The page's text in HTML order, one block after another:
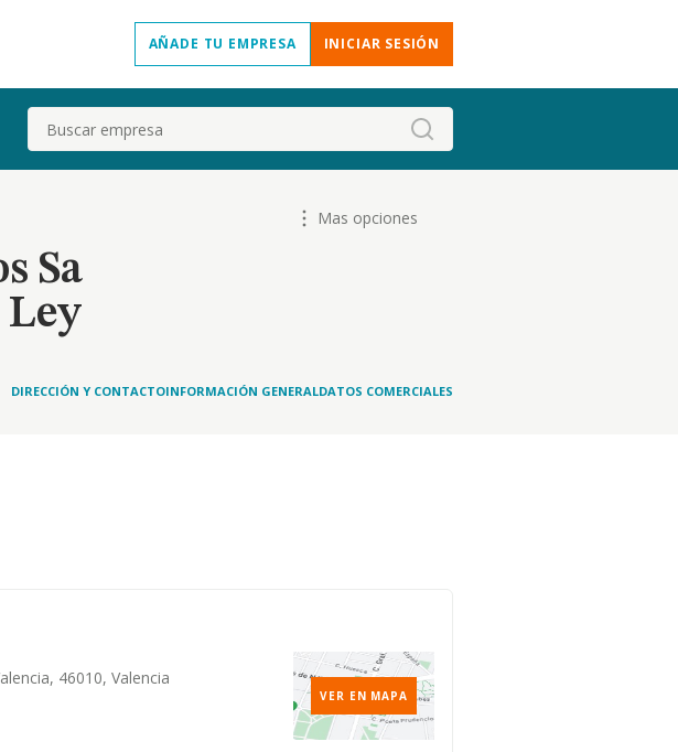
AÑADE TU EMPRESA INICIAR SESIÓN
Buscar
Sa
Mas opciones
DIRECCIÓN Y CONTACTOINFORMACIÓN GENERALDATOS COMERCIALES
46010, Valencia
VER EN MAPA